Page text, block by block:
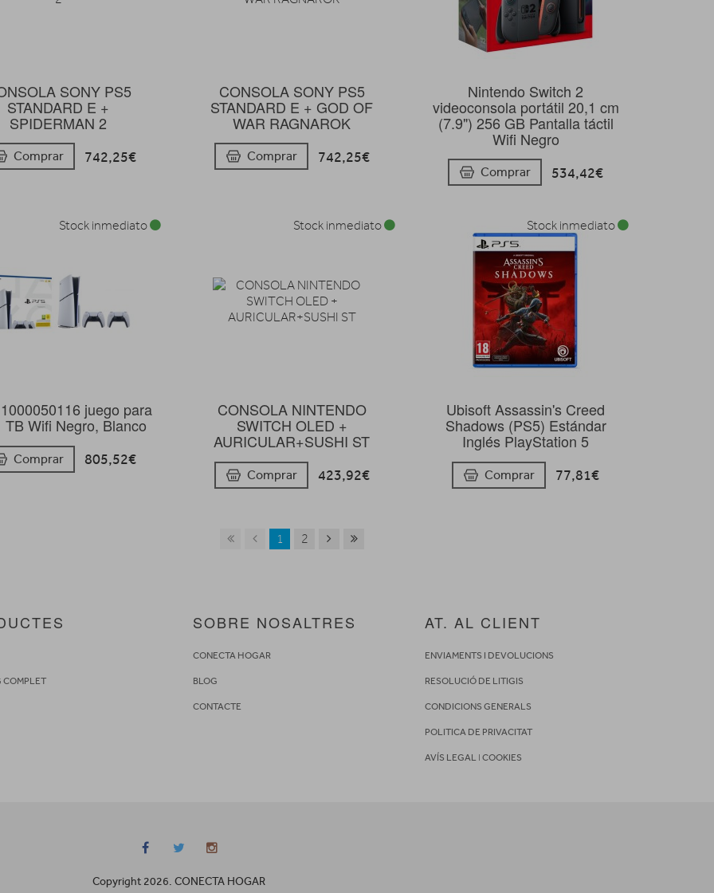
SONY PS5
STANDARD E +
SPIDERMAN 2
Comprar 742,25€
CONSOLA SONY PS5
STANDARD E + GOD OF
WAR RAGNAROK
Comprar 742,25€
Nintendo Switch 2
videoconsola portátil 20,1 cm
(7.9") 256 GB Pantalla táctil
Wifi Negro
Comprar 534,42€
juego para
TB Wifi Negro, Blanco
Comprar 805,52€
Stock inmediato
CONSOLA NINTENDO
SWITCH OLED +
AURICULAR+SUSHI ST
Comprar 423,92€
Stock inmediato
Ubisoft Assassin's Creed
Shadows (PS5) Estándar
Inglés PlayStation 5
Comprar 77,81€
Stock inmediato
1 2
COMPLET
SOBRE NOSALTRES
CONECTA HOGAR
BLOG
CONTACTE
AT. AL CLIENT
ENVIAMENTS I DEVOLUCIONS
RESOLUCIÓ DE LITIGIS
CONDICIONS GENERALS
POLITICA DE PRIVACITAT
AVÍS LEGAL I COOKIES
Copyright 2026. CONECTA HOGAR